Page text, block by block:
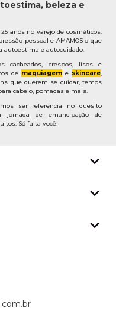
beleza e
anos no varejo de cosméticos.
pessoal e AMAMOS o que
autoestima e autocuidado.
cacheados, crespos, lisos e
de maquiageme skincare,
que querem se cuidar, temos
cabelo, pomadas e mais.
ser referência no quesito
jornada de emancipação de
Só falta você!